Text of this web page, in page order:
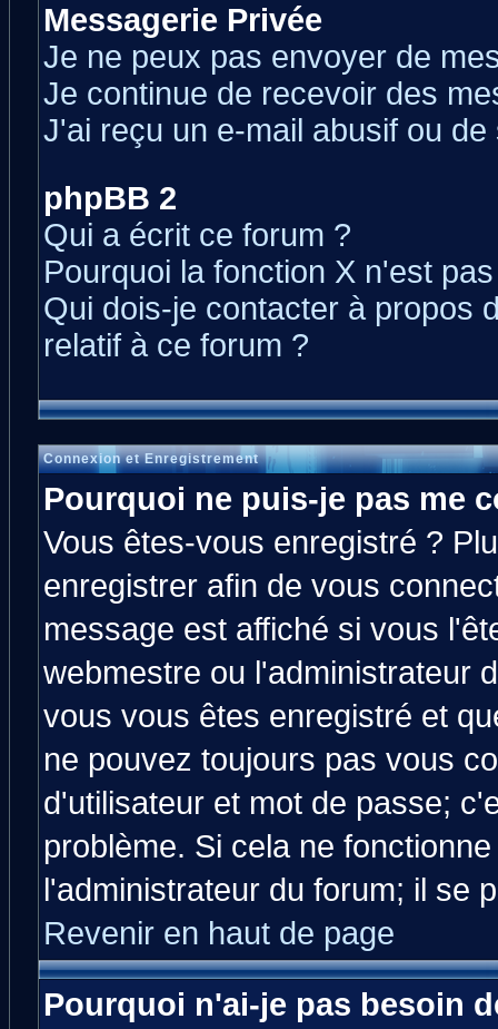
Messagerie Privée
Je ne peux pas envoyer de
Je continue de recevoir des
J'ai reçu un e-mail abusif ou
phpBB 2
Qui a écrit ce forum ?
Pourquoi la fonction X n'est
Qui dois-je contacter à propos
relatif à ce forum ?
Connexion et Enregistrement
Pourquoi ne puis-je pas me
Vous êtes-vous enregistré ?
enregistrer afin de vous
message est affiché si vous
webmestre ou l'administrateur
vous vous êtes enregistré et
ne pouvez toujours pas vous
d'utilisateur et mot de passe;
problème. Si cela ne
l'administrateur du forum; il se
Revenir en haut de page
Pourquoi n'ai-je pas besoin